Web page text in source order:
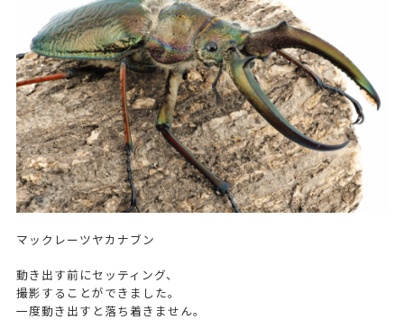
マックレーツヤカナブン
動き出す前にセッティング、
撮影することができました。
一度動き出すと落ち着きません。